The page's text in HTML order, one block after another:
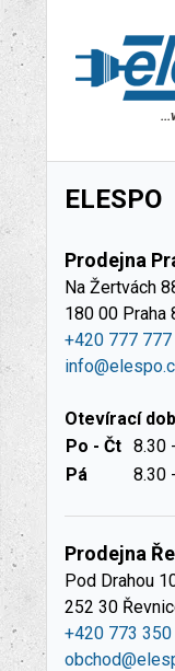
ELESPO
Prodejna
Na Žertvách
180 00 Praha
+420 777
Otevírací
Po - Čt 8.30
Pá
8.30
Prodejna
Pod Drahou
252 30
+420 773